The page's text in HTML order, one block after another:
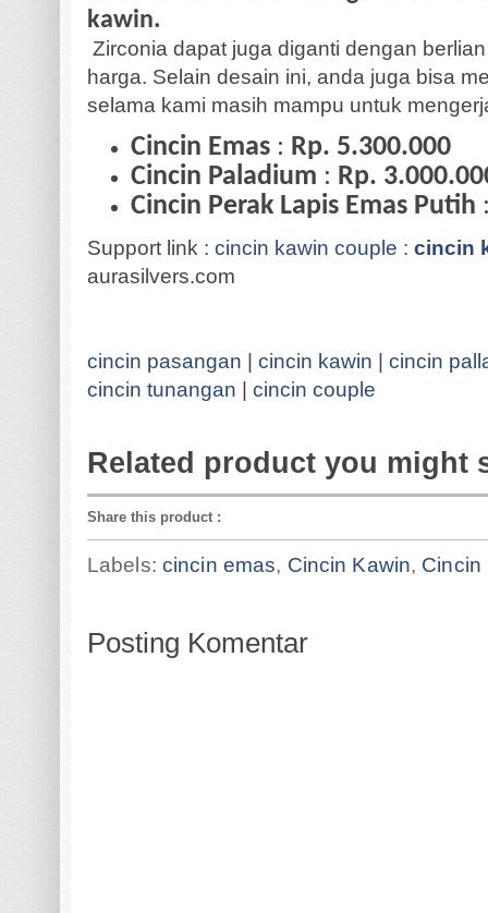
kawin.
Zirconia dapat juga diganti dengan
harga. Selain desain ini, anda juga bisa
selama kami masih mampu untuk
Cincin Emas : Rp. 5.300.000
Cincin Paladium : Rp.
Cincin Perak Lapis Emas Putih
Support link : cincin kawin couple : cincin
aurasilvers.com
cincin pasangan cincin kawin
cincin
cincin tunangan
cincin couple
Related product you might
Share this product :
Labels: cincin emas, Cincin Kawin, Cincin
Posting Komentar